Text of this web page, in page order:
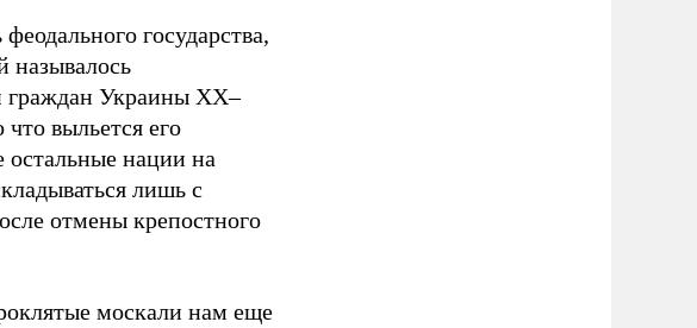
государства,
называлось
граждан Украины XX–
выльется его
остальные нации на
лишь с
отмены крепостного
москали нам еще